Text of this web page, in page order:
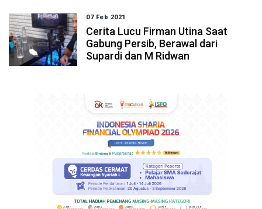
07 Feb 2021
Cerita Lucu Firman Utina Saat
Gabung Persib, Berawal dari
Supardi dan M Ridwan